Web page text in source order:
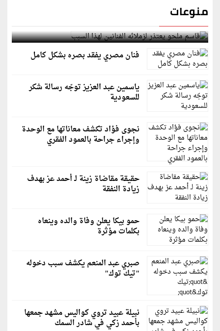
منوعات
قاسم ملحو يعتذر لزملائه الفنانين لهذا السبب
فنان مصري يفقد بصره بشكل كامل
ياسمين عبد العزيز توجّه رسالة شكر
للسعودية
نجوى فؤاد تكشف معاناتها مع الوحدة
وإجراء جراحة بالعمود الفقري
حقيقة مقاضاة زينة لـ أحمد عز بهدف
زيادة النفقة
حمو بيكا يعلن وفاة والده وينعاه
بكلمات مؤثرة
صبري عبد المنعم يكشف سبب دخوله
"تيك توك"
نبيلة عبيد تروي كواليس مشهد جمعها
بأحمد زكي في شادر السمك